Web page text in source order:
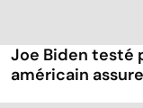
Joe Biden testé
américain